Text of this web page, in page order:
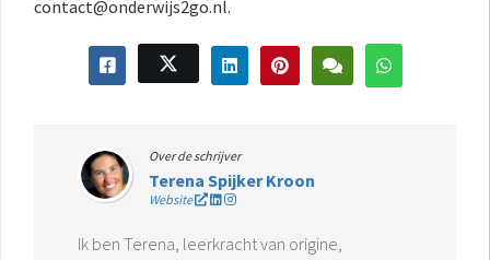
contact@onderwijs2go.nl.
Over de schrijver
Terena Spijker Kroon
Website
Ik ben Terena, leerkracht van origine,